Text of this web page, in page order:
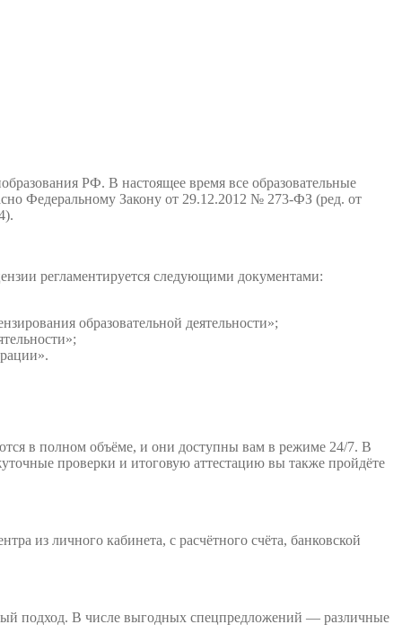
РФ. В настоящее время все образовательные
Федеральному Закону от 29.12.2012 № 273-ФЗ (ред. от
регламентируется следующими документами:
образовательной деятельности»;
в полном объёме, и они доступны вам в режиме 24/7. В
проверки и итоговую аттестацию вы также пройдёте
из личного кабинета, с расчётного счёта, банковской
подход. В числе выгодных спецпредложений — различные